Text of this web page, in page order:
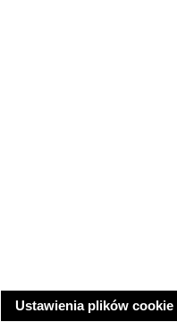
Ustawienia plików cookie